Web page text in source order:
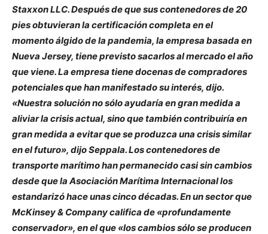
Staxxon LLC. Después de que sus contenedores de 20
pies obtuvieran la certificación completa en el
momento álgido de la pandemia, la empresa basada en
Nueva Jersey, tiene previsto sacarlos al mercado el año
que viene. La empresa tiene docenas de compradores
potenciales que han manifestado su interés, dijo.
«Nuestra solución no sólo ayudaría en gran medida a
aliviar la crisis actual, sino que también contribuiría en
gran medida a evitar que se produzca una crisis similar
en el futuro», dijo Seppala. Los contenedores de
transporte marítimo han permanecido casi sin cambios
desde que la Asociación Marítima Internacional los
estandarizó hace unas cinco décadas. En un sector que
McKinsey & Company califica de «profundamente
conservador», en el que «los cambios sólo se producen